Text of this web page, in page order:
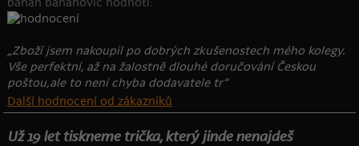
banán banánovič hodnotí:
„Zboží jsem nakoupil po dobrých zkušenostech mého kolegy.
Vše perfektní, až na žalostně dlouhé doručování Českou
poštou,ale to není chyba dodavatele tr“
Další hodnocení od zákazníků
Už 19 let tiskneme trička, který jinde nenajdeš